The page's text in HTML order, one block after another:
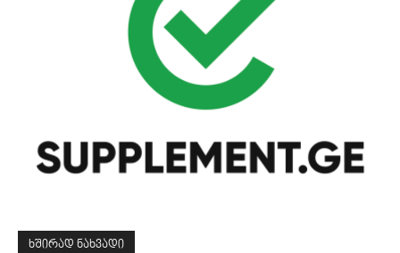
ᲮᲨᲘᲠᲐᲓ ᲜᲐᲮᲕᲐᲓᲘ